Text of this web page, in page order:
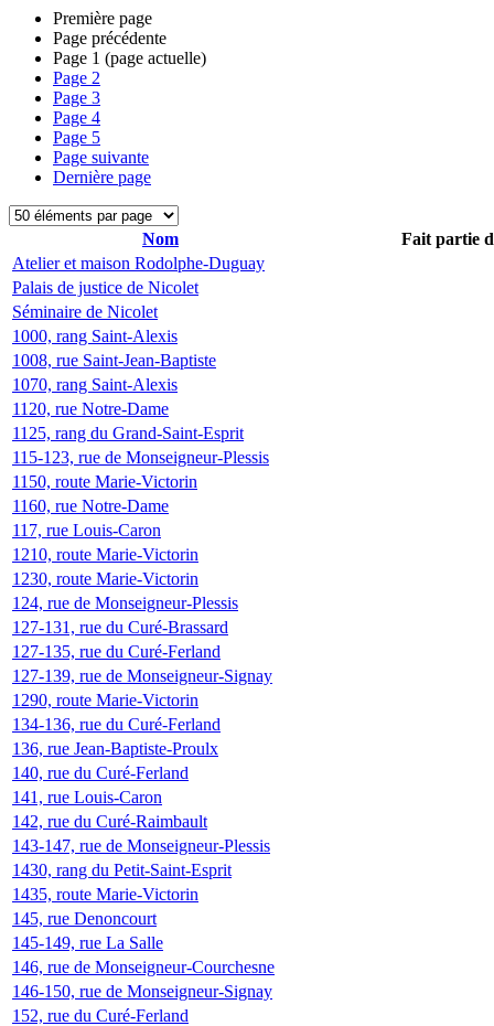
Première page
Page précédente
Page 1 (page actuelle)
Page 2
Page 3
Page 4
Page 5
Page suivante
Dernière page
Nom
Fait partie
Atelier et maison Rodolphe-Duguay
Palais de justice de Nicolet
Séminaire de Nicolet
1000, rang Saint-Alexis
1008, rue Saint-Jean-Baptiste
1070, rang Saint-Alexis
1120, rue Notre-Dame
1125, rang du Grand-Saint-Esprit
115-123, rue de Monseigneur-Plessis
1150, route Marie-Victorin
1160, rue Notre-Dame
117, rue Louis-Caron
1210, route Marie-Victorin
1230, route Marie-Victorin
124, rue de Monseigneur-Plessis
127-131, rue du Curé-Brassard
127-135, rue du Curé-Ferland
127-139, rue de Monseigneur-Signay
1290, route Marie-Victorin
134-136, rue du Curé-Ferland
136, rue Jean-Baptiste-Proulx
140, rue du Curé-Ferland
141, rue Louis-Caron
142, rue du Curé-Raimbault
143-147, rue de Monseigneur-Plessis
1430, rang du Petit-Saint-Esprit
1435, route Marie-Victorin
145, rue Denoncourt
145-149, rue La Salle
146, rue de Monseigneur-Courchesne
146-150, rue de Monseigneur-Signay
152, rue du Curé-Ferland